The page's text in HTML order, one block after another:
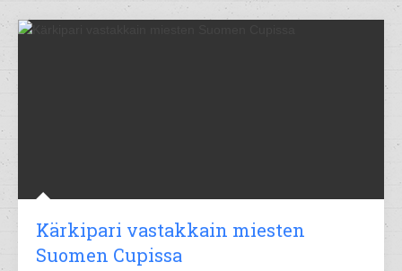
Kärkipari vastakkain miesten
Suomen Cupissa